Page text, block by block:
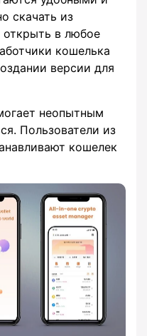
скачать из
в любое
кошелька
версии для
неопытным
Пользователи из
кошелек